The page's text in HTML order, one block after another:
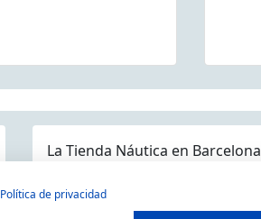
La Tienda Náutica en Barcelona
Política de privacidad